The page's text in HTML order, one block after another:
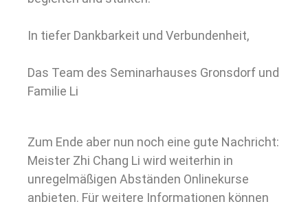
In tiefer Dankbarkeit und Verbundenheit,
Das Team des Seminarhauses Gronsdorf und
Familie Li
Zum Ende aber nun noch eine gute Nachricht:
Meister Zhi Chang Li wird weiterhin in
unregelmäßigen Abständen Onlinekurse
anbieten. Für weitere Informationen können